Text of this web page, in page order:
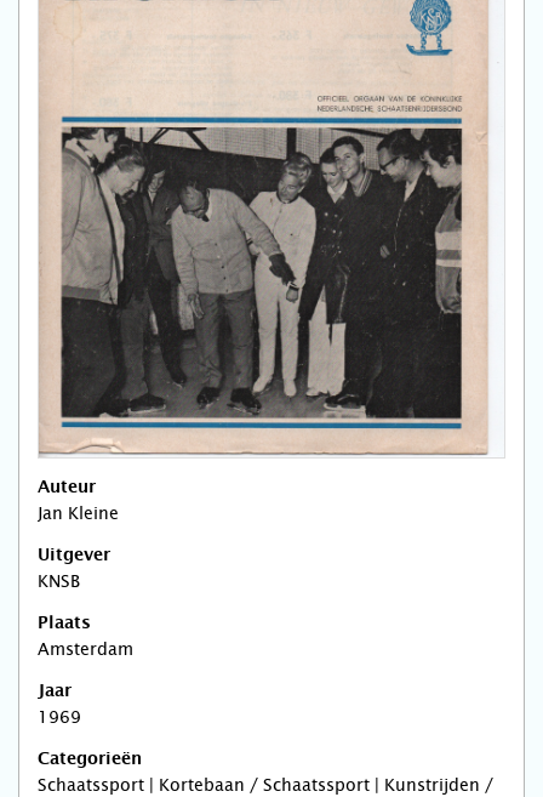
Auteur
Jan Kleine
Uitgever
KNSB
Plaats
Amsterdam
Jaar
1969
Categorieën
Schaatssport | Kortebaan / Schaatssport | Kunstrijden /